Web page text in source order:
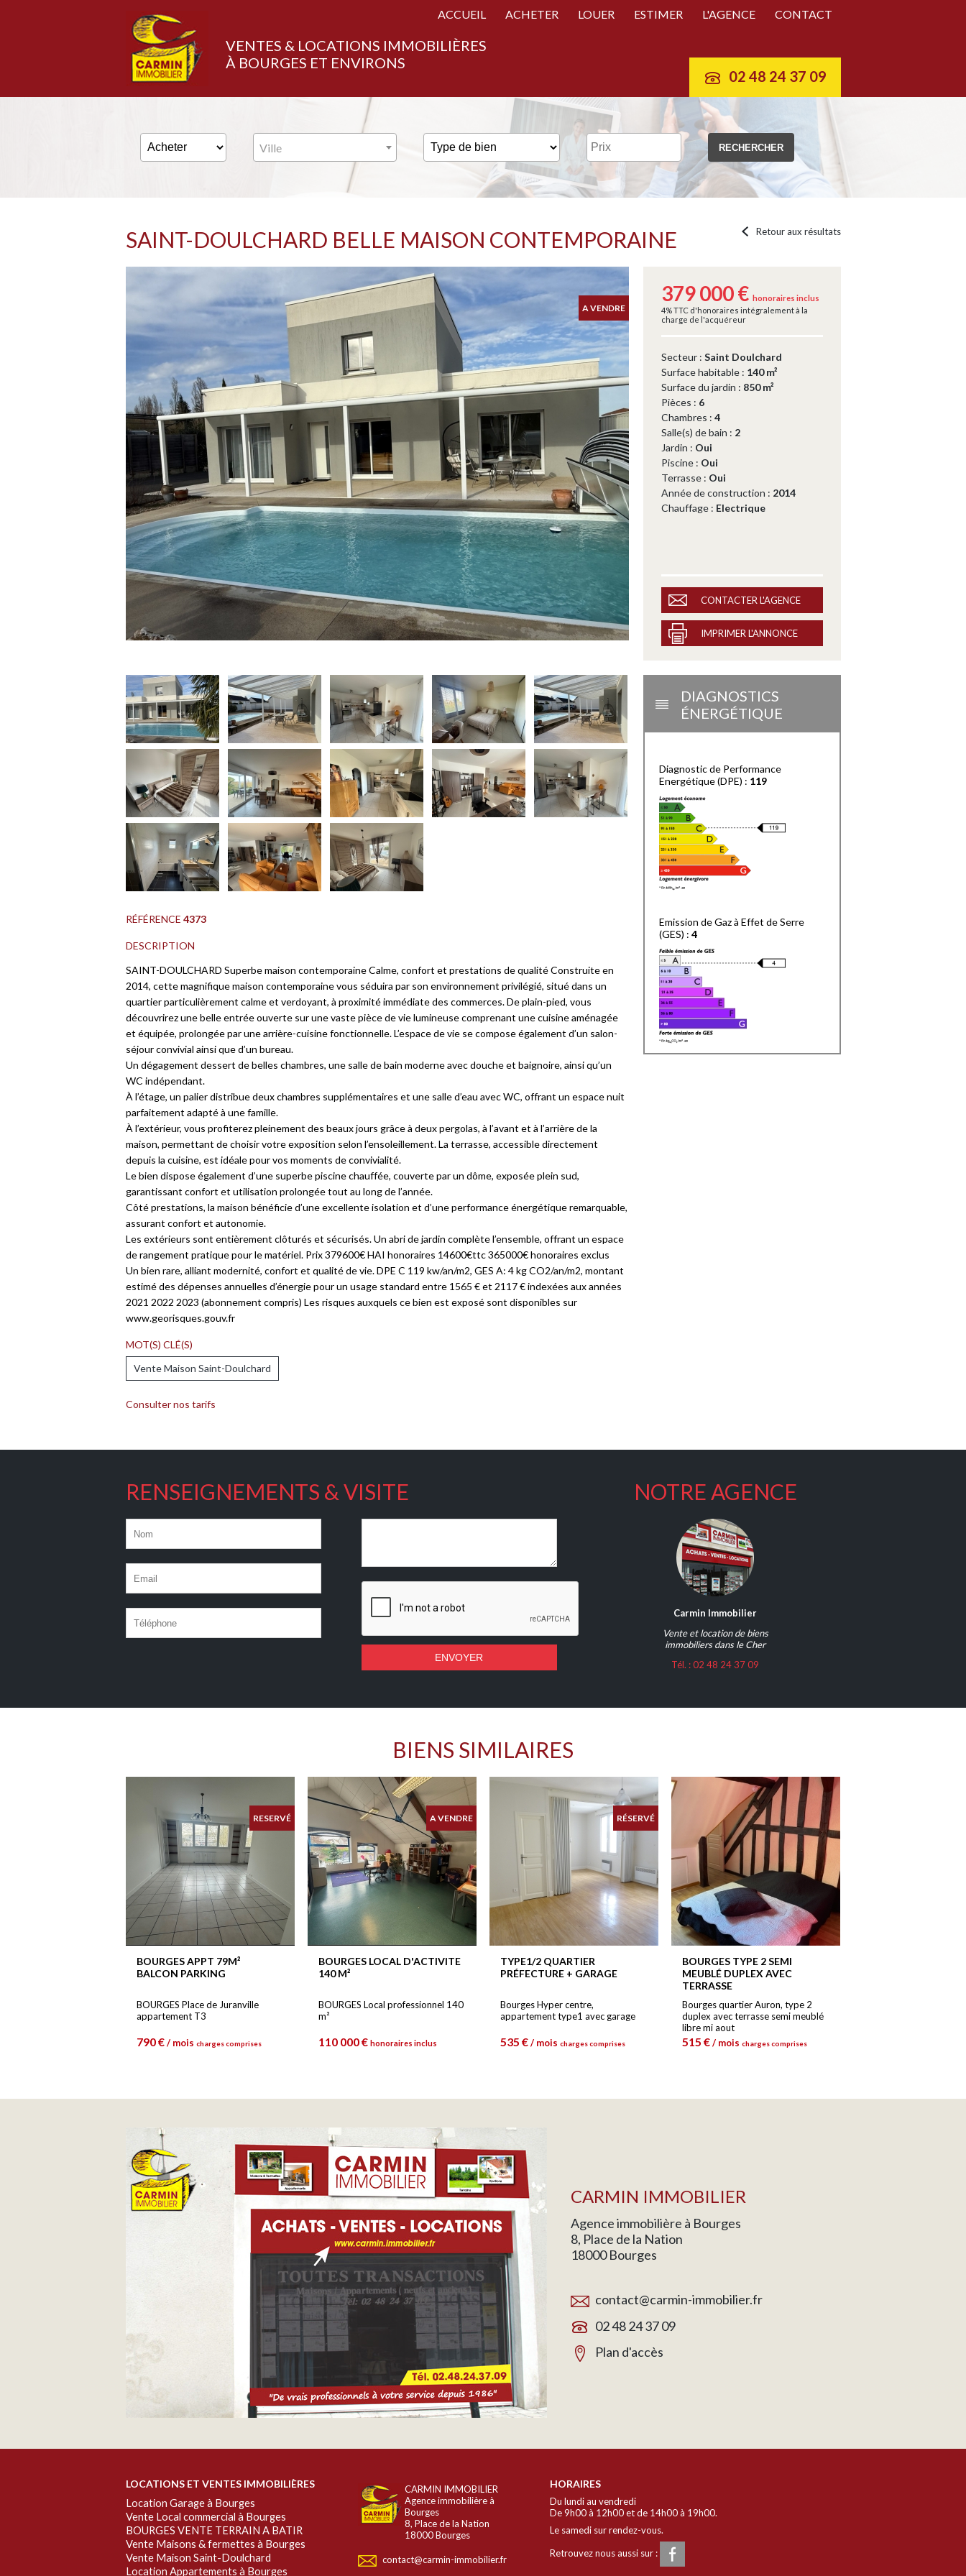
VENTES & LOCATIONS IMMOBILIÈRES
À BOURGES ET ENVIRONS
ACCUEIL ACHETER LOUER ESTIMER L'AGENCE CONTACT
02 48 24 37 09
Ville
Retour aux résultats
SAINT-DOULCHARD BELLE MAISON CONTEMPORAINE
A VENDRE
379 000 € honoraires inclus
4% TTC d'honoraires intégralement à la
charge de l'acquéreur
Secteur : Saint Doulchard
Surface habitable : 140 m²
Surface du jardin : 850 m²
Pièces : 6
Chambres : 4
Salle(s) de bain : 2
Jardin : Oui
Piscine : Oui
Terrasse : Oui
Année de construction : 2014
Chauffage : Electrique
CONTACTER L'AGENCE
IMPRIMER L'ANNONCE
RÉFÉRENCE 4373
DESCRIPTION
SAINT-DOULCHARD Superbe maison contemporaine Calme, confort et prestations de qualité Construite en
2014, cette magnifique maison contemporaine vous séduira par son environnement privilégié, situé dans un
quartier particulièrement calme et verdoyant, à proximité immédiate des commerces. De plain-pied, vous
découvrirez une belle entrée ouverte sur une vaste pièce de vie lumineuse comprenant une cuisine aménagée
et équipée, prolongée par une arrière-cuisine fonctionnelle. L’espace de vie se compose également d’un salon-
séjour convivial ainsi que d’un bureau.
Un dégagement dessert de belles chambres, une salle de bain moderne avec douche et baignoire, ainsi qu’un
WC indépendant.
À l’étage, un palier distribue deux chambres supplémentaires et une salle d’eau avec WC, offrant un espace nuit
parfaitement adapté à une famille.
À l’extérieur, vous profiterez pleinement des beaux jours grâce à deux pergolas, à l’avant et à l’arrière de la
maison, permettant de choisir votre exposition selon l’ensoleillement. La terrasse, accessible directement
depuis la cuisine, est idéale pour vos moments de convivialité.
Le bien dispose également d’une superbe piscine chauffée, couverte par un dôme, exposée plein sud,
garantissant confort et utilisation prolongée tout au long de l’année.
Côté prestations, la maison bénéficie d’une excellente isolation et d’une performance énergétique remarquable,
assurant confort et autonomie.
Les extérieurs sont entièrement clôturés et sécurisés. Un abri de jardin complète l’ensemble, offrant un espace
de rangement pratique pour le matériel. Prix 379600€ HAI honoraires 14600€ttc 365000€ honoraires exclus
Un bien rare, alliant modernité, confort et qualité de vie. DPE C 119 kw/an/m2, GES A: 4 kg CO2/an/m2, montant
estimé des dépenses annuelles d’énergie pour un usage standard entre 1565 € et 2117 € indexées aux années
2021 2022 2023 (abonnement compris) Les risques auxquels ce bien est exposé sont disponibles sur
www.georisques.gouv.fr
MOT(S) CLÉ(S)
Vente Maison Saint-Doulchard
Consulter nos tarifs
DIAGNOSTICS
ÉNERGÉTIQUE
Diagnostic de Performance
Energétique (DPE) : 119
Emission de Gaz à Effet de Serre
(GES) : 4
RENSEIGNEMENTS & VISITE NOTRE AGENCE
Carmin Immobilier
Vente et location de biens
immobiliers dans le Cher
Tél. : 02 48 24 37 09
BIENS SIMILAIRES
RESERVÉ
BOURGES APPT 79M²
BALCON PARKING
BOURGES Place de Juranville
appartement T3
790 €/ mois charges comprises
A VENDRE
BOURGES LOCAL D'ACTIVITE
140 M²
BOURGES Local professionnel 140
m²
110 000 € honoraires inclus
RÉSERVÉ
TYPE1/2 QUARTIER
PRÉFECTURE + GARAGE
Bourges Hyper centre,
appartement type1 avec garage
535 €/ mois charges comprises
BOURGES TYPE 2 SEMI
MEUBLÉ DUPLEX AVEC
TERRASSE
Bourges quartier Auron, type 2
duplex avec terrasse semi meublé
libre mi aout
515 €/ mois charges comprises
CARMIN IMMOBILIER
Agence immobilière à Bourges
8, Place de la Nation
18000 Bourges
contact@carmin-immobilier.fr
02 48 24 37 09
Plan d'accès
LOCATIONS ET VENTES IMMOBILIÈRES
Location Garage à Bourges
Vente Local commercial à Bourges
BOURGES VENTE TERRAIN A BATIR
Vente Maisons & fermettes à Bourges
Vente Maison Saint-Doulchard
Location Appartements à Bourges
CARMIN IMMOBILIER
Agence immobilière à
Bourges
8, Place de la Nation
18000 Bourges
contact@carmin-immobilier.fr
HORAIRES
Du lundi au vendredi
De 9h00 à 12h00 et de 14h00 à 19h00.
Le samedi sur rendez-vous.
Retrouvez nous aussi sur :